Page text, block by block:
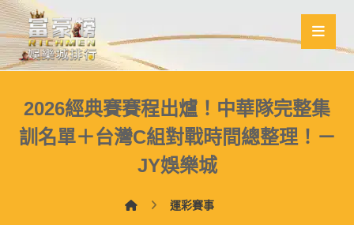
2026經典賽賽程出爐！中華隊完整集
訓名單＋台灣C組對戰時間總整理！－
JY娛樂城
運彩賽事